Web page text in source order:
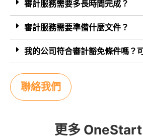
審計服務需要多長時間完成？
審計服務需要準備什麼文件？
我的公司符合審計豁免條件嗎？
聯絡我們
更多